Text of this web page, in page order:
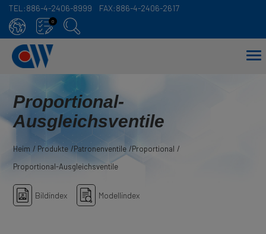
TEL:886-4-2406-8999 FAX:886-4-2406-2617
0
Proportional-
Ausgleichsventile
Heim Produkte Patronenventile
Proportional
Proportional-Ausgleichsventile
Bildindex Modellindex